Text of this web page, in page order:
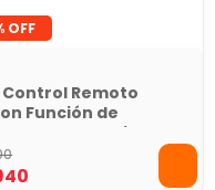
Remoto
Función de
Verde Toy Logic